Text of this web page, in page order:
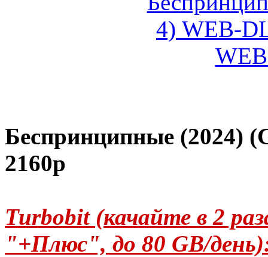
Беспринципные (2024)
2160p
Turbobit (качайте в 2
"+Плюс", до 80 GB/